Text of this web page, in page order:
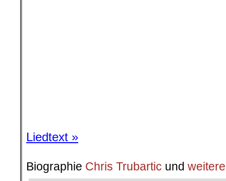
Liedtext »
Biographie Chris Trubartic und